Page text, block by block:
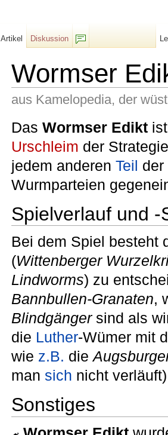
Wormser
aus Kamelopedia, der
Das Wormser Edikt
Urschleim der
jedem anderen Teil der
Wurmparteien
Spielverlauf und -
Bei dem Spiel besteht
(Wittenberger
Lindworms) zu
Bannbullen-Granaten,
Blindgängersind als
die Luther-Wümer mit
wie z.B. die
man sich nicht
Sonstiges
Artikel
Diskussion